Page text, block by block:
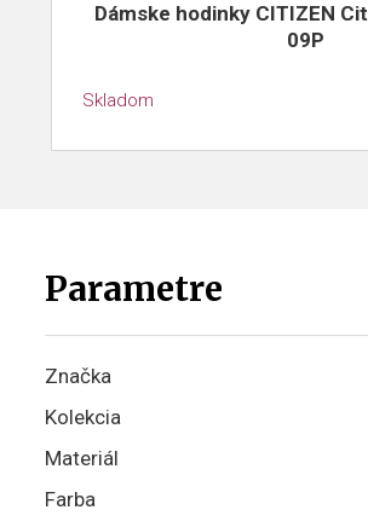
Dámske hodinky CITIZEN
09P
Skladom
Parametre
Značka
Kolekcia
Materiál
Farba